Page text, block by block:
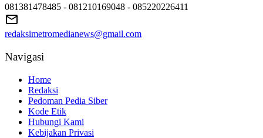
081381478485 - 081210169048 - 085220226411
redaksimetromedianews@gmail.com
Navigasi
Home
Redaksi
Pedoman Pedia Siber
Kode Etik
Hubungi Kami
Kebijakan Privasi